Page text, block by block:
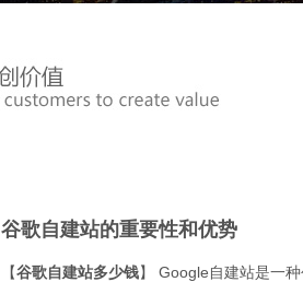
谷歌自建站的重要性和优势
【谷歌自建站多少钱】 Google自建站是一